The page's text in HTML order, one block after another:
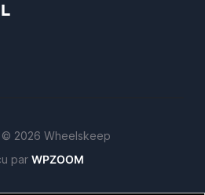
2026 Wheelskeep
par WPZOOM